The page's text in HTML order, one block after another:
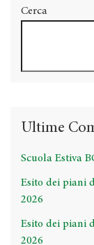
Cerca
Ultime
Scuola Estiva
Esito dei piani
2026
Esito dei piani
2026